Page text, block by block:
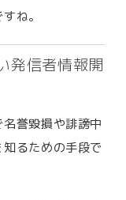
ね。
発信者情報開
誉毀損や誹謗中
るための手段で